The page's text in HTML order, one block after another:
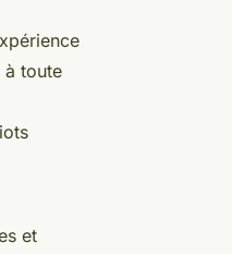
à toute
et